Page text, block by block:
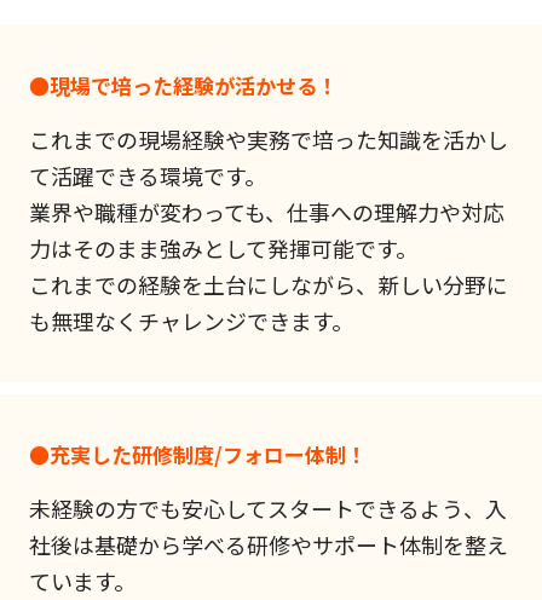
●現場で培った経験が活かせる！
これまでの現場経験や実務で培った知識を活かし
て活躍できる環境です。
業界や職種が変わっても、仕事への理解力や対応
力はそのまま強みとして発揮可能です。
これまでの経験を土台にしながら、新しい分野に
も無理なくチャレンジできます。
●充実した研修制度/フォロー体制！
未経験の方でも安心してスタートできるよう、入
社後は基礎から学べる研修やサポート体制を整え
ています。